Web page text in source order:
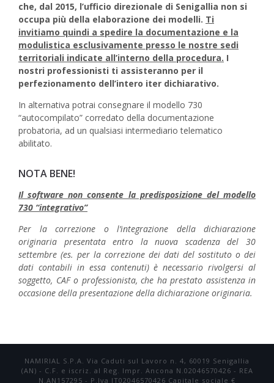
che, dal 2015, l’ufficio direzionale di Senigallia non si
occupa più della elaborazione dei modelli. Ti
invitiamo quindi a spedire la documentazione e la
modulistica esclusivamente presso le nostre sedi
territoriali indicate all’interno della procedura. I
nostri professionisti ti assisteranno per il
perfezionamento dell’intero iter dichiarativo.
In alternativa potrai consegnare il modello 730
“autocompilato” corredato della documentazione
probatoria, ad un qualsiasi intermediario telematico
abilitato.
NOTA BENE!
Il software non consente la predisposizione del modello
730 “integrativo”
Per la correzione o l’integrazione della dichiarazione
originaria presentata entro la nuova scadenza del 30
settembre (es. per la correzione dei dati del sostituto o dei
dati contabili in essa contenuti) è necessario rivolgersi al
soggetto, CAF o professionista, che ha prestato assistenza in
occasione della presentazione della dichiarazione originaria.
NAMIRIAL S.P.A. Via Caduti sul Lavoro n. 4, 60019 Senigallia
(AN) - C.F. e iscriz. al Reg. Impr. Ancona N.02046570426 - REA
N.AN157295 - P.Iva IT02046570426 Capitale sociale €